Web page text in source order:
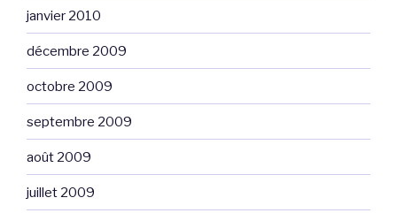
janvier 2010
décembre 2009
octobre 2009
septembre 2009
août 2009
juillet 2009